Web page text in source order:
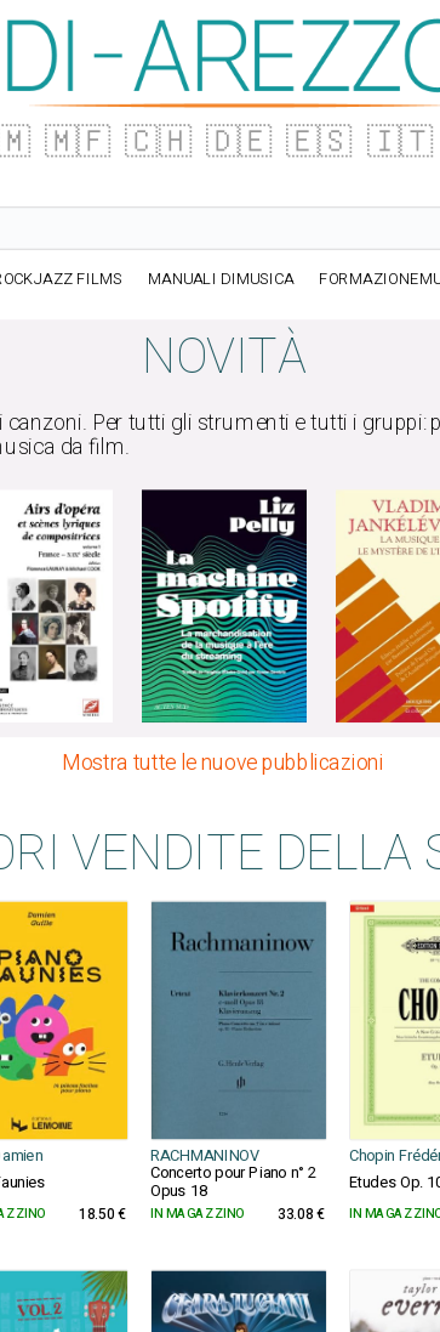
🇲🇫 🇨🇭 🇩🇪 🇪🇸 🇮🇹
FILMS MANUALI DIMUSICA
NOVITÀ
Per tutti gli strumenti e tutti i gruppi:
da film.
Mostra tutte le nuove pubblicazioni
VENDITE
RACHMANINOV Chopin
Concerto pour Piano n° 2
Opus 18 Etudes Op.
18.50 € IN MAGAZZINO 33.08 € IN